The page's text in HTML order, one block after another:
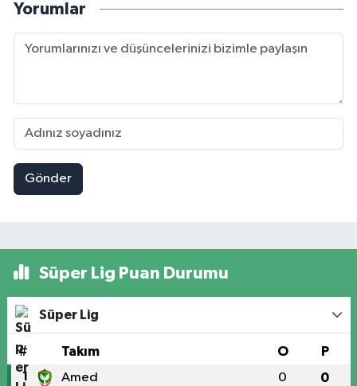
Yorumlar
Gönder
Süper Lig Puan Durumu
Süper Lig
# Takım O P
1 Amed 0 0